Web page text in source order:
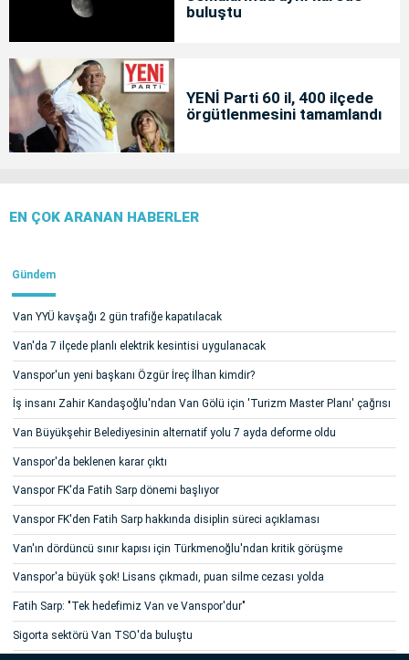
buluştu
YENİ Parti 60 il, 400 ilçede
örgütlenmesini tamamlandı
EN ÇOK ARANAN HABERLER
Gündem
Van YYÜ kavşağı 2 gün trafiğe kapatılacak
Van'da 7 ilçede planlı elektrik kesintisi uygulanacak
Vanspor'un yeni başkanı Özgür İreç İlhan kimdir?
İş insanı Zahir Kandaşoğlu'ndan Van Gölü için 'Turizm Master Planı' çağrısı
Van Büyükşehir Belediyesinin alternatif yolu 7 ayda deforme oldu
Vanspor'da beklenen karar çıktı
Vanspor FK'da Fatih Sarp dönemi başlıyor
Vanspor FK'den Fatih Sarp hakkında disiplin süreci açıklaması
Van'ın dördüncü sınır kapısı için Türkmenoğlu'ndan kritik görüşme
Vanspor'a büyük şok! Lisans çıkmadı, puan silme cezası yolda
Fatih Sarp: "Tek hedefimiz Van ve Vanspor'dur"
Sigorta sektörü Van TSO'da buluştu